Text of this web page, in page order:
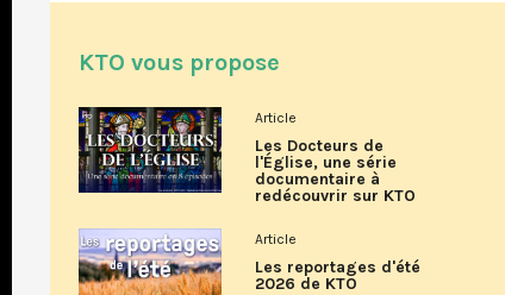
KTO vous propose
Article
Les Docteurs de
l'Église, une série
documentaire à
redécouvrir sur KTO
Article
Les reportages d'été
2026 de KTO